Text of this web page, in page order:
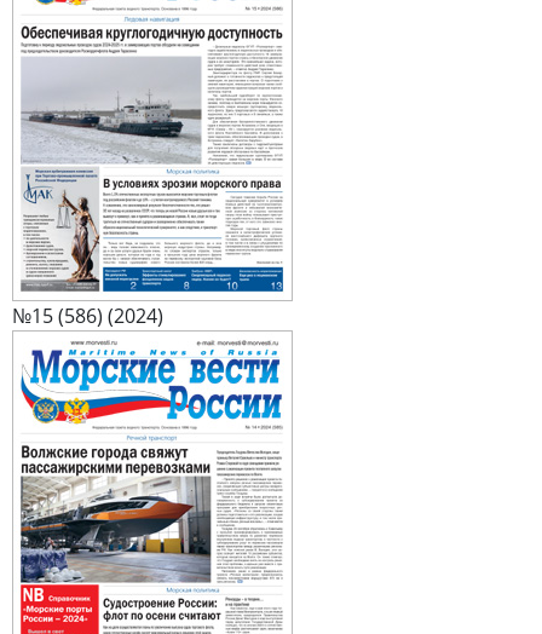
№15 (586) (2024)